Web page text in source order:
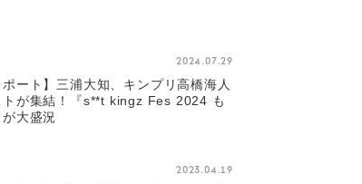
2024.07.29
ポート】三浦大知、キンプリ高橋海人
トが集結！『s**t kingz Fes 2024 も
大盛況
2023.04.19